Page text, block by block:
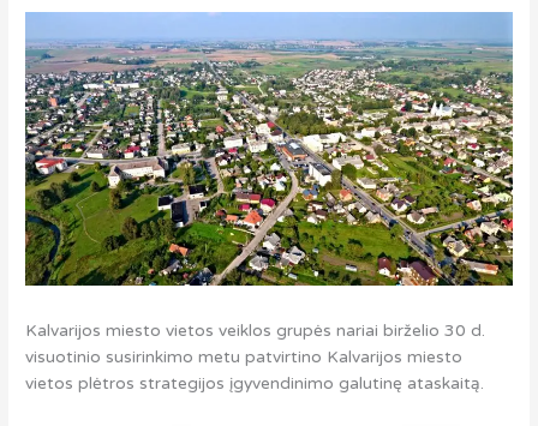
Kalvarijos miesto vietos veiklos grupės nariai birželio 30 d.
visuotinio susirinkimo metu patvirtino Kalvarijos miesto
vietos plėtros strategijos įgyvendinimo galutinę ataskaitą.